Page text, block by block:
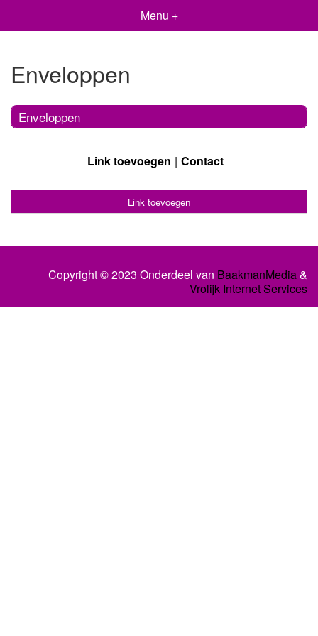
Menu +
Enveloppen
Enveloppen
Link toevoegen Contact
Link toevoegen
Copyright © 2023 Onderdeel van BaakmanMedia&
Vrolijk Internet Services